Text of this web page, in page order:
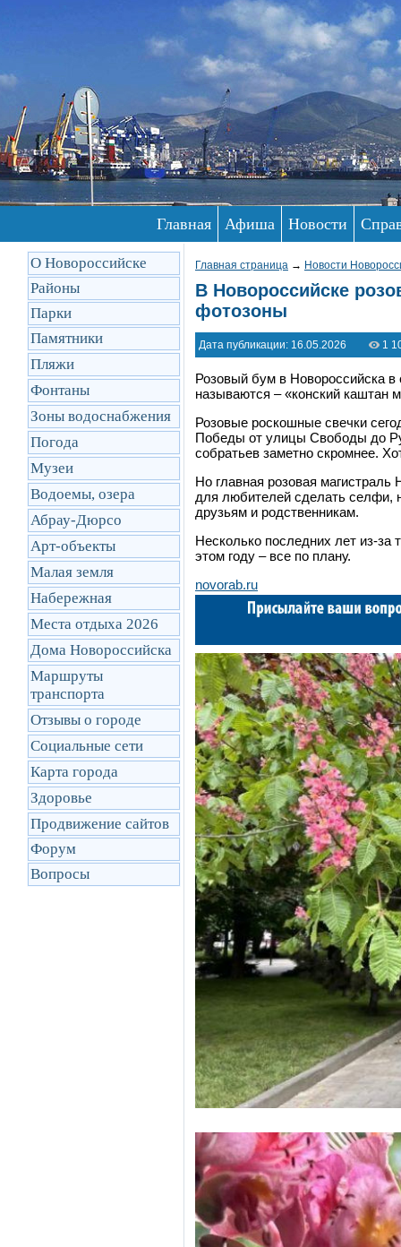
Главная Афиша Новости
О Новороссийске
Районы
Парки
Памятники
Пляжи
Фонтаны
Зоны водоснабжения
Погода
Музеи
Водоемы, озера
Абрау-Дюрсо
Арт-объекты
Малая земля
Набережная
Места отдыха 2026
Дома Новороссийска
Маршруты
транcпорта
Отзывы о городе
Социальные сети
Карта города
Здоровье
Продвижение сайтов
Форум
Вопросы
Главная страница → Новости
В Новороссийске
фотозоны
Дата публикации: 16.05.2026 1
Розовый бум в Новороссийска в
называются –«конский каштан
Розовые роскошные свечки
Победы от улицы Свободы до
собратьев заметно скромнее.
Но главная розовая магистраль
для любителей сделать селфи,
друзьям и родственникам.
Несколько последних лет из-
этом году – все по плану.
novorab.ru